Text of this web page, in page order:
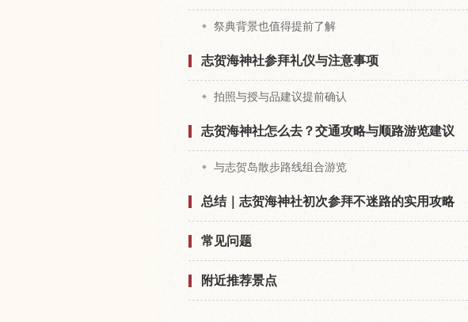
祭典背景也值得提前了解
志贺海神社参拜礼仪与注意事项
拍照与授与品建议提前确认
志贺海神社怎么去？交通攻略与顺路游览建议
与志贺岛散步路线组合游览
总结｜志贺海神社初次参拜不迷路的实用攻略
常见问题
附近推荐景点